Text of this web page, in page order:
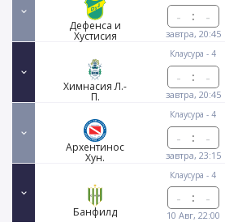
Дефенса и
Хустисия
:
завтра, 20:45
Клаусура - 4
Химнасия Л.-
П.
:
завтра, 20:45
Клаусура - 4
Архентинос
Хун.
:
завтра, 23:15
Клаусура - 4
Банфилд
:
10 Авг, 22:00